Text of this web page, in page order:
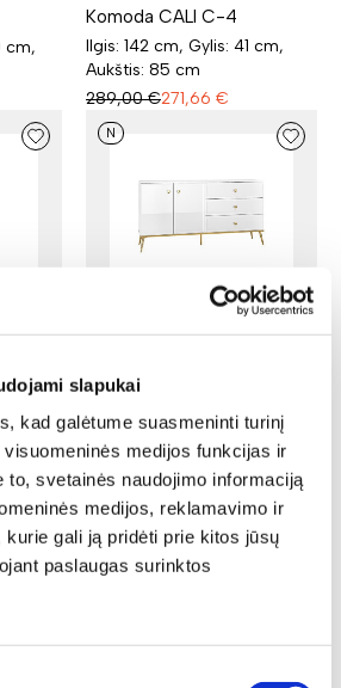
slapukai
kad galėtume suasmeninti turinį
medijos funkcijas ir
to, svetainės naudojimo informaciją
medijos, reklamavimo ir
gali ją pridėti prie kitos jūsų
paslaugas surinktos
cm,
Komoda CALI C-4
Ilgis: 142 cm, Gylis: 41 cm,
Aukštis: 85 cm
289,00 €271,66 €
N
Komoda GOLDIN 04
417,00
Ilgis: 150 cm, Gylis: 42 cm,